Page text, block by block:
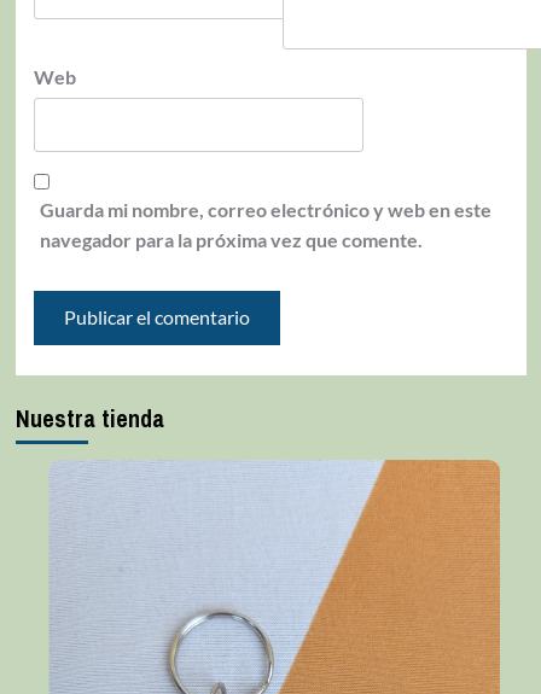
Web
Guarda mi nombre, correo electrónico y web en este
navegador para la próxima vez que comente.
Nuestra tienda